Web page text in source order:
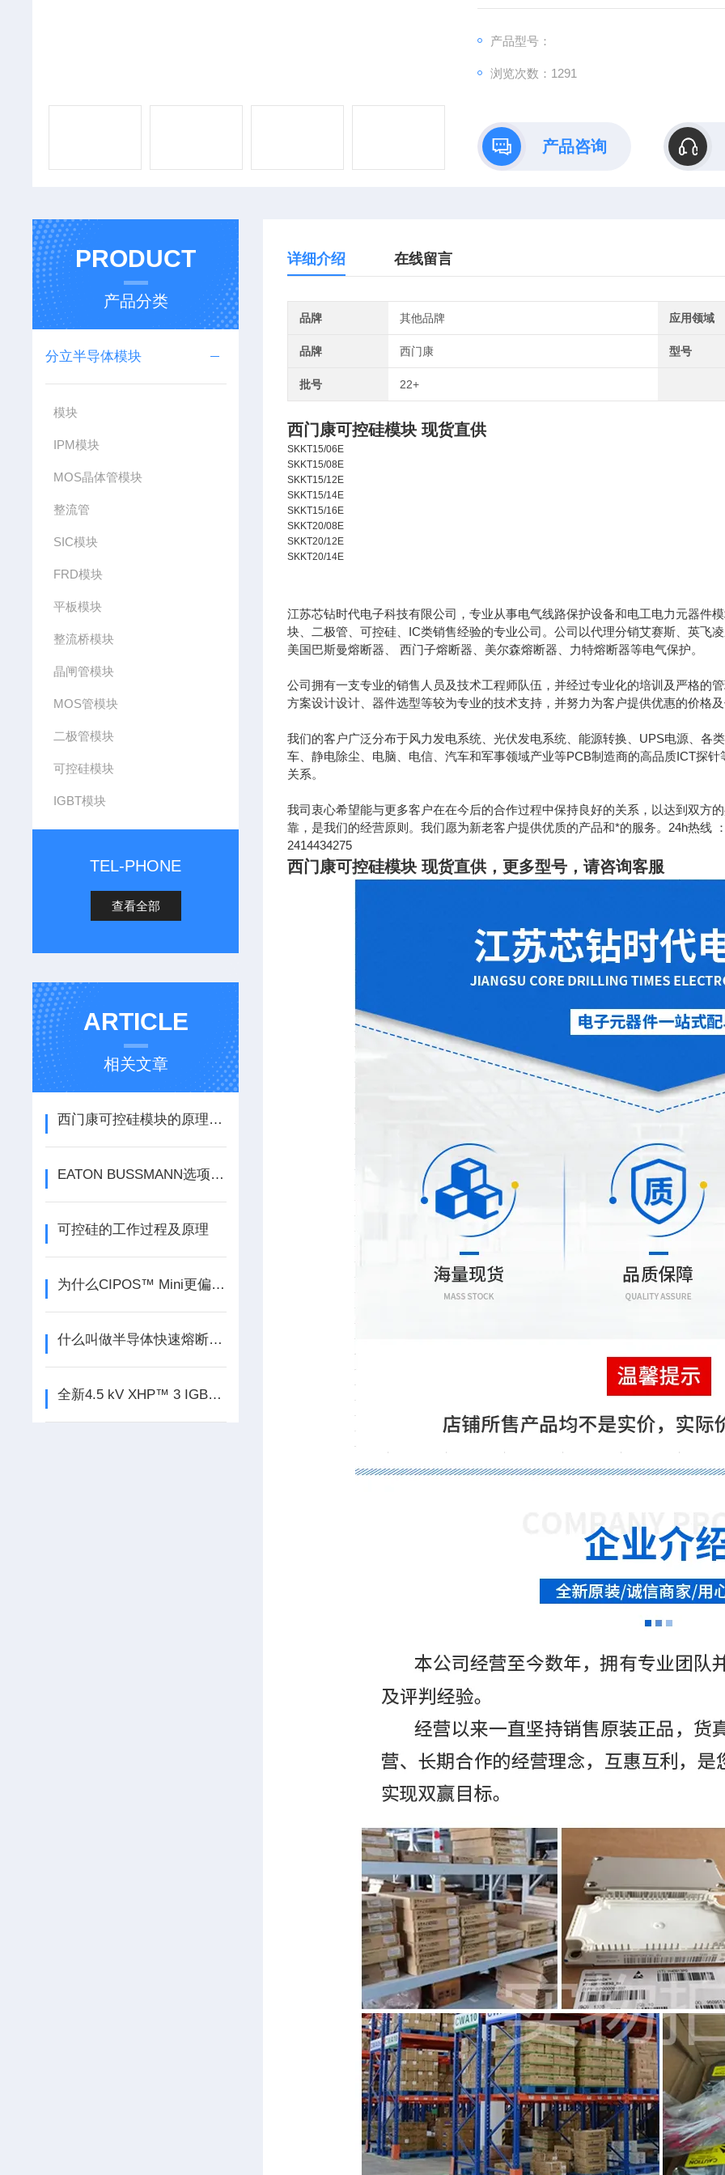
产品型号：
浏览次数：1291
产品咨询
PRODUCT
产品分类
分立半导体模块
模块
IPM模块
MOS晶体管模块
整流管
SIC模块
FRD模块
平板模块
整流桥模块
晶闸管模块
MOS管模块
二极管模块
可控硅模块
IGBT模块
TEL-PHONE
查看全部
ARTICLE
相关文章
西门康可控硅模块的原理及应用
EATON BUSSMANN选项指南
可控硅的工作过程及原理
为什么CIPOS™ Mini更偏向于使用IGBT芯片，而非Si MOSFET？
什么叫做半导体快速熔断器？
全新4.5 kV XHP™ 3 IGBT模块让驱动器实现尺寸小型化
详细介绍 在线留言
品牌 其他品牌 应用领域
品牌 西门康 型号
批号 22+
西门康可控硅模块 现货直供
SKKT15/06E
SKKT15/08E
SKKT15/12E
SKKT15/14E
SKKT15/16E
SKKT20/08E
SKKT20/12E
SKKT20/14E
江苏芯钻时代电子科技有限公司，专业从事电气线路保护设备和电工电力元器件
块、二极管、可控硅、IC类销售经验的专业公司。公司以代理分销艾赛斯、英飞
美国巴斯曼熔断器、 西门子熔断器、美尔森熔断器、力特熔断器等电气保护。
公司拥有一支专业的销售人员及技术工程师队伍，并经过专业化的培训及严格的
方案设计设计、器件选型等较为专业的技术支持，并努力为客户提供优惠的价格
我们的客户广泛分布于风力发电系统、光伏发电系统、能源转换、UPS电源、各
车、静电除尘、电脑、电信、汽车和军事领域产业等PCB制造商的高品质ICT探
关系。
我司衷心希望能与更多客户在在今后的合作过程中保持良好的关系，以达到双方
靠，是我们的经营原则。我们愿为新老客户提供优质的产品和*的服务。24h热线
2414434275
西门康可控硅模块 现货直供，更多型号，请咨询客服